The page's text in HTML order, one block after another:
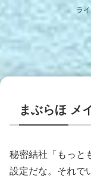
ラ
まぶらほ メ
秘密結社「もっと
設定だな。それで